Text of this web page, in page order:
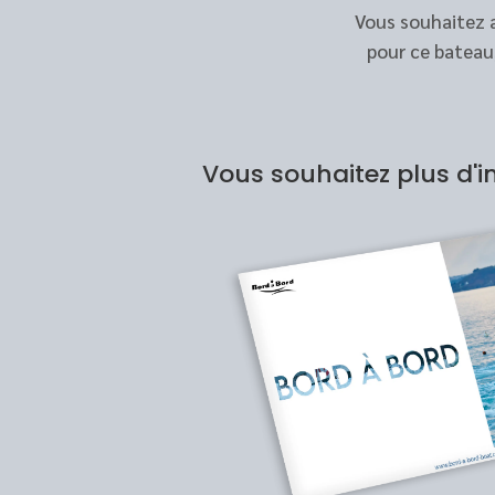
Vous souhaitez
pour ce
Vous souhaitez plus